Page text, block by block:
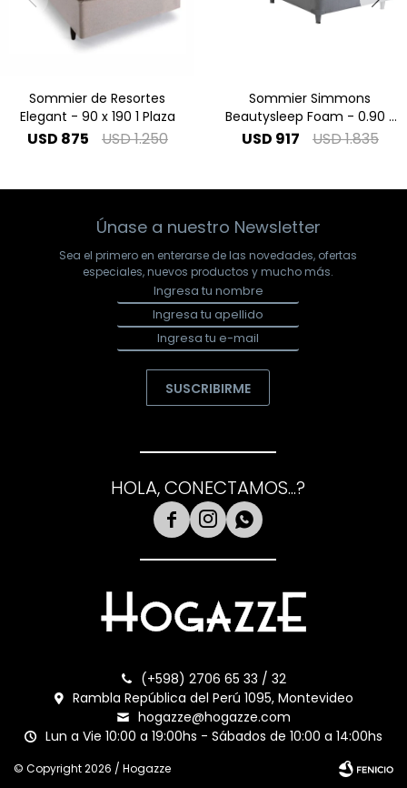
Sommier de Resortes
Elegant - 90 x 190 1 Plaza
USD 875 USD1.250
Sommier Simmons
Beautysleep Foam - 0.90 x
1.90 1 Plaza
USD 917 USD1.835
Únase a nuestro Newsletter
Sea el primero en enterarse de las novedades, ofertas
especiales, nuevos productos y mucho más.
SUSCRIBIRME
HOLA, CONECTAMOS...?
  
(+598) 2706 65 33 / 32
Rambla República del Perú 1095, Montevideo
hogazze@hogazze.com
Lun a Vie 10:00 a 19:00hs - Sábados de 10:00 a 14:00hs
© Copyright 2026 / Hogazze